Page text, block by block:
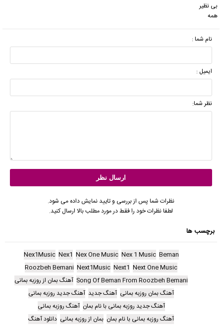
بی نظیر
همه
نام شما :
ایمیل :
نظر شما:
نظرات شما پس از بررسی و تایید نمایش داده می شود.
لطفا نظرات خود را فقط در مورد مطلب بالا ارسال کنید.
برچسب ها
Beman
Nex 1 Music
Nex One Music
Nex1
Nex1Music
Next One Music
Next1
Next1Music
Roozbeh Bemani
Song Of Beman From Roozbeh Bemani آهنگ بمان از روزبه بمانی
آهنگ بمان روزبه بمانی آهنگ جدید آهنگ جدید روزبه بمانی
آهنگ جدید روزبه بمانی با نام بمان آهنگ روزبه بمانی
آهنگ روزبه بمانی با نام بمان بمان از روزبه بمانی دانلود آهنگ